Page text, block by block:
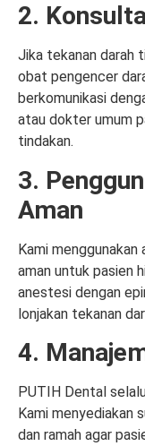
2.
Jika tekanan darah
obat pengencer
berkomunikasi
atau dokter umum
tindakan.
3.
Aman
Kami
aman untuk pasien
anestesi dengan
lonjakan tekanan
4.
PUTIH Dental
Kami menyediakan
dan ramah agar